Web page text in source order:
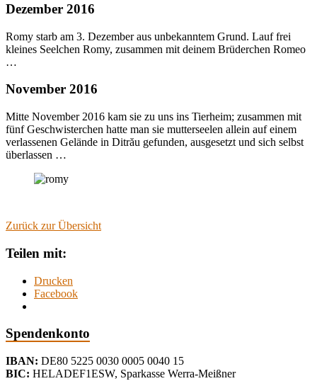
Dezember 2016
Romy starb am 3. Dezember aus unbekanntem Grund. Lauf frei
kleines Seelchen Romy, zusammen mit deinem Brüderchen Romeo
…
November 2016
Mitte November 2016 kam sie zu uns ins Tierheim; zusammen mit
fünf Geschwisterchen hatte man sie mutterseelen allein auf einem
verlassenen Gelände in Ditrău gefunden, ausgesetzt und sich selbst
überlassen …
Zurück zur Übersicht
Teilen mit:
Drucken
Facebook
Spendenkonto
IBAN: DE80 5225 0030 0005 0040 15
BIC: HELADEF1ESW, Sparkasse Werra-Meißner